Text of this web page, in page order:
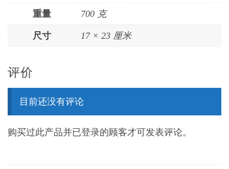
重量 700 克
尺寸 17 × 23 厘米
评价
目前还没有评论
购买过此产品并已登录的顾客才可发表评论。